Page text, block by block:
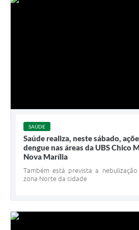
SAÚDE
Saúde realiza, neste sábado,
dengue nas áreas da UBS Chico
Nova Marília
Também está prevista a
zona Norte da cidade